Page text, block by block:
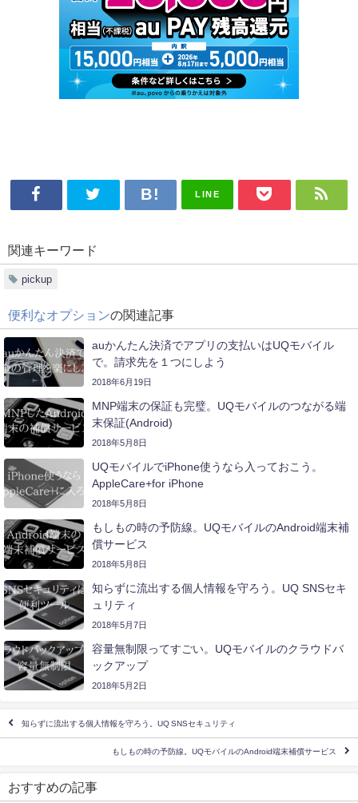
LINE
関連キーワード
pickup
便利なオプションの関連記事
auかんたん決済でアプリの支払いはUQモバイル
で。請求先を１つにしよう
2018年6月19日
MNP端末の保証も完璧。UQモバイルのつながる端
末保証(Android)
2018年5月8日
UQモバイルでiPhone使うなら入っておこう。
AppleCare+for iPhone
2018年5月8日
もしもの時の予防線。UQモバイルのAndroid端末補
償サービス
2018年5月8日
知らずに流出する個人情報を守ろう。UQ SNSセキ
ュリティ
2018年5月7日
容量無制限ってすごい。UQモバイルのクラウドバ
ックアップ
2018年5月2日
知らずに流出する個人情報を守ろう。UQ SNSセキュリティ
もしもの時の予防線。UQモバイルのAndroid端末補償サービス
おすすめの記事